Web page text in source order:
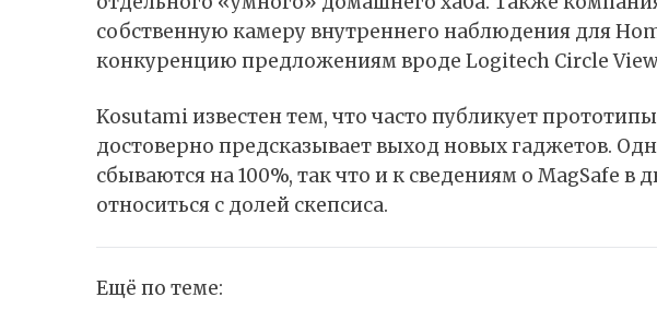
собственную камеру внутреннего наблюдения для
конкуренцию предложениям вроде Logitech Circle View
Kosutami известен тем, что часто публикует
достоверно предсказывает выход новых гаджетов.
сбываются на 100%, так что и к сведениям о MagSafe в
относиться с долей скепсиса.
Ещё по теме: